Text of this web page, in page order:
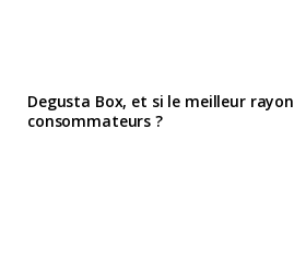
Degusta Box, et si le meilleur
consommateurs ?